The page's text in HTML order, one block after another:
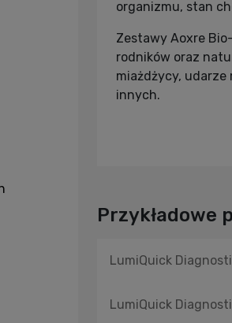
organizmu, stan
Zestawy Aoxre
rodników oraz
miażdżycy,
innych.
Przykładowe
LumiQuick
LumiQuick